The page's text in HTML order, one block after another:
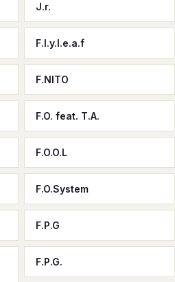
J.r.
F.l.y.l.e.a.f
F.NITO
F.O. feat. T.A.
F.O.O.L
F.O.System
F.P.G
F.P.G.